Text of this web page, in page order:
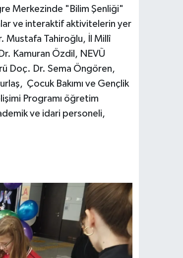
Merkezinde "Bilim Şenliği"
ve interaktif aktivitelerin yer
Mustafa Tahiroğlu, İl Millî
Kamuran Özdil, NEVÜ
Doç. Dr. Sema Öngören,
Çocuk Bakımı ve Gençlik
Programı öğretim
ve idari personeli,